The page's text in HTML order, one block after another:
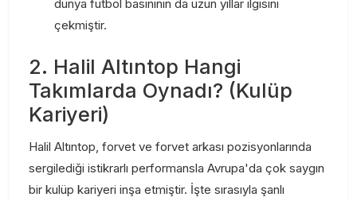
dünya futbol basınının da uzun yıllar ilgisini
çekmiştir.
2. Halil Altıntop Hangi
Takımlarda Oynadı? (Kulüp
Kariyeri)
Halil Altıntop, forvet ve forvet arkası pozisyonlarında
sergilediği istikrarlı performansla Avrupa'da çok saygın
bir kulüp kariyeri inşa etmiştir. İşte sırasıyla şanlı